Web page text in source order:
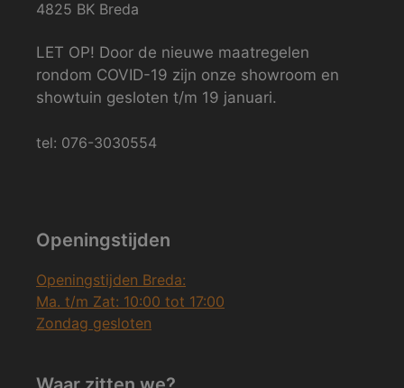
4825 BK Breda
LET OP! Door de nieuwe maatregelen
rondom COVID-19 zijn onze showroom en
showtuin gesloten t/m 19 januari.
tel: 076-3030554
Openingstijden
Openingstijden Breda:
Ma. t/m Zat: 10:00 tot 17:00
Zondag gesloten